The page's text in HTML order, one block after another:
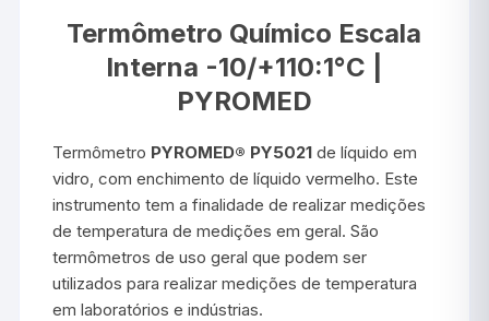
Termômetro Químico Escala
Interna -10/+110:1°C |
PYROMED
Termômetro PYROMED® PY5021 de líquido em
vidro, com enchimento de líquido vermelho. Este
instrumento tem a finalidade de realizar medições
de temperatura de medições em geral. São
termômetros de uso geral que podem ser
utilizados para realizar medições de temperatura
em laboratórios e indústrias.